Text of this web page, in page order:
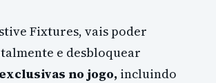
Fixtures, vais poder
e desbloquear
exclusivas no jogo, incluindo